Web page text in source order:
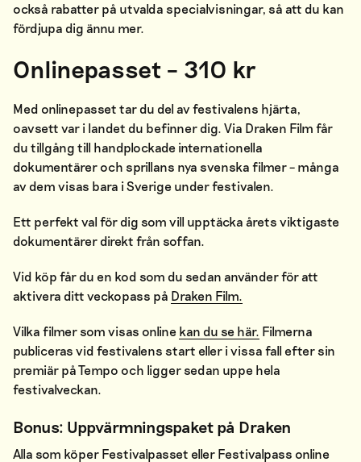
också rabatter på utvalda specialvisningar, så att du kan
fördjupa dig ännu mer.
Onlinepasset – 310 kr
Med onlinepasset tar du del av festivalens hjärta,
oavsett var i landet du befinner dig. Via Draken Film får
du tillgång till handplockade internationella
dokumentärer och sprillans nya svenska filmer – många
av dem visas bara i Sverige under festivalen.
Ett perfekt val för dig som vill upptäcka årets viktigaste
dokumentärer direkt från soffan.
Vid köp får du en kod som du sedan använder för att
aktivera ditt veckopass på Draken Film.
Vilka filmer som visas online kan du se här. Filmerna
publiceras vid festivalens start eller i vissa fall efter sin
premiär på Tempo och ligger sedan uppe hela
festivalveckan.
Bonus: Uppvärmningspaket på Draken
Alla som köper Festivalpasset eller Festivalpass online